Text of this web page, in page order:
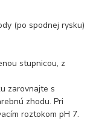
(po spodnej rysku)
stupnicou, z
zarovnajte s
zhodu. Pri
roztokom pH 7.